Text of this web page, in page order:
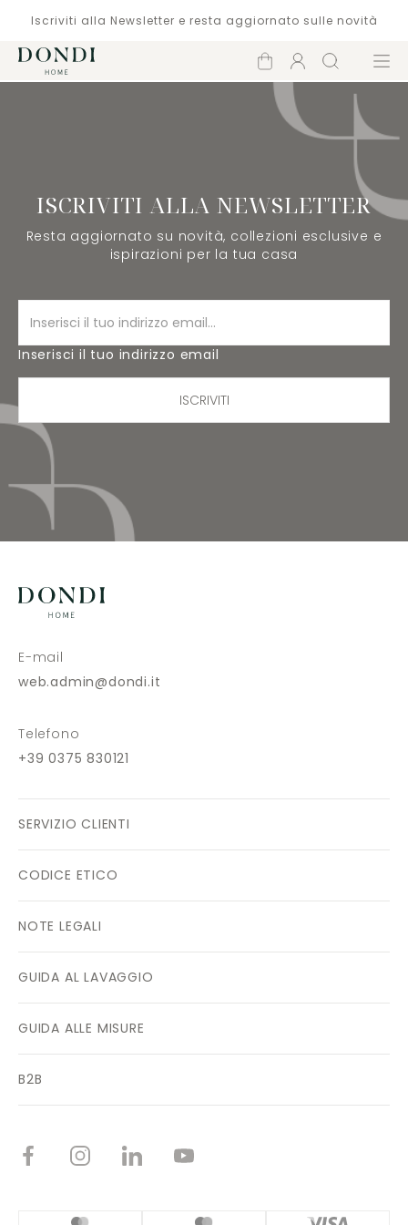
Iscriviti alla Newsletter e resta aggiornato sulle novità
Carrello
Account
Cerca Menù
ISCRIVITI ALLA NEWSLETTER
Resta aggiornato su novità, collezioni esclusive e
ispirazioni per la tua casa
Inserisci il tuo indirizzo email
ISCRIVITI
E-mail
web.admin@dondi.it
Telefono
+39 0375 830121
SERVIZIO CLIENTI
CODICE ETICO
NOTE LEGALI
GUIDA AL LAVAGGIO
GUIDA ALLE MISURE
B2B